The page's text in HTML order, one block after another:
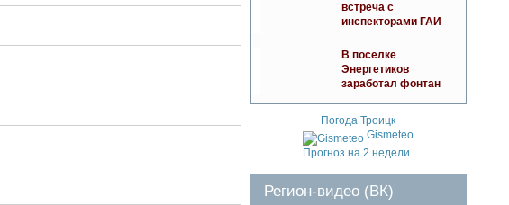
встреча с
инспекторами ГАИ
В поселке
Энергетиков
заработал фонтан
Погода Троицк
Gismeteo
Прогноз на 2 недели
Регион-видео (ВК)